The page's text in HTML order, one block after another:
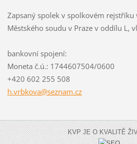
Zapsaný spolek v spolkovém rejstříku
Městského soudu v Praze v oddílu L,
bankovní spojení:
Moneta č.ú.: 1744607504/0600
+420 602 255 508
h.vrbkova@seznam.cz
KVP JE O KVALITĚ